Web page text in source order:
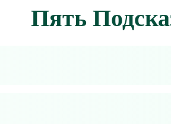
Пять